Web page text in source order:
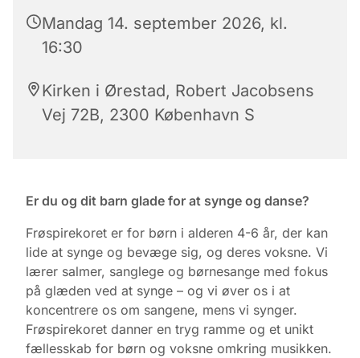
Mandag 14. september 2026, kl.
16:30
Kirken i Ørestad, Robert Jacobsens
Vej 72B, 2300 København S
Er du og dit barn glade for at synge og danse?
Frøspirekoret er for børn i alderen 4-6 år, der kan
lide at synge og bevæge sig, og deres voksne. Vi
lærer salmer, sanglege og børnesange med fokus
på glæden ved at synge – og vi øver os i at
koncentrere os om sangene, mens vi synger.
Frøspirekoret danner en tryg ramme og et unikt
fællesskab for børn og voksne omkring musikken.